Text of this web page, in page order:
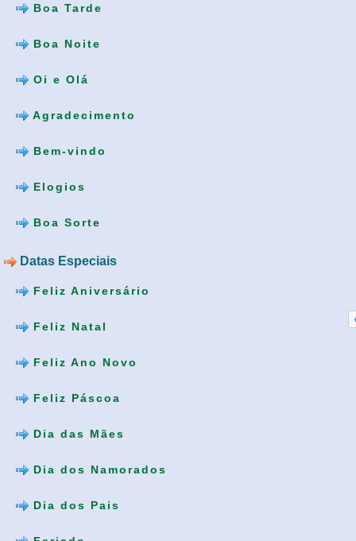
Boa Tarde
Boa Noite
Oi e Olá
Agradecimento
Bem-vindo
Elogios
Boa Sorte
Datas Especiais
Feliz Aniversário
Feliz Natal
Feliz Ano Novo
Feliz Páscoa
Dia das Mães
Dia dos Namorados
Dia dos Pais